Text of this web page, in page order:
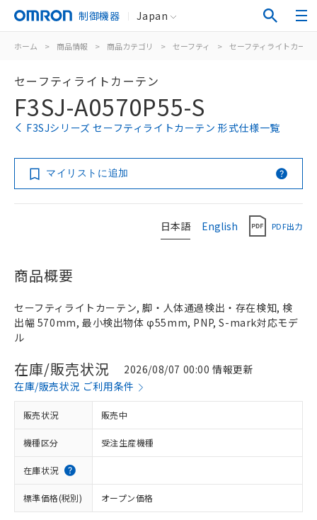
制御機器 Japan
ホーム > 商品情報 > 商品カテゴリ > セーフティ > セーフティライトカー
セーフティライトカーテン
F3SJ-A0570P55-S
F3SJシリーズ セーフティライトカーテン 形式仕様一覧
マイリストに追加
日本語 English PDF出力
商品概要
セーフティライトカーテン, 脚・人体通過検出・存在検知, 検
出幅 570mm, 最小検出物体 φ55mm, PNP, S-mark対応モデ
ル
在庫/販売状況
2026/08/07 00:00 情報更新
在庫/販売状況 ご利用条件
販売状況 販売中
機種区分 受注生産機種
在庫状況
標準価格(税別) オープン価格